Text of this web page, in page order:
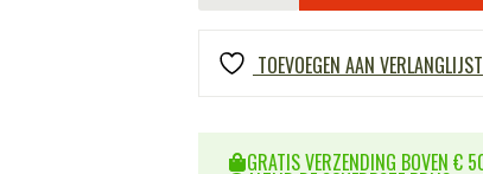
(COBPSI)
clear
platinum
#28
aantal
TOEVOEGEN AAN VERLANGLIJST
GRATIS VERZENDING BOVEN €